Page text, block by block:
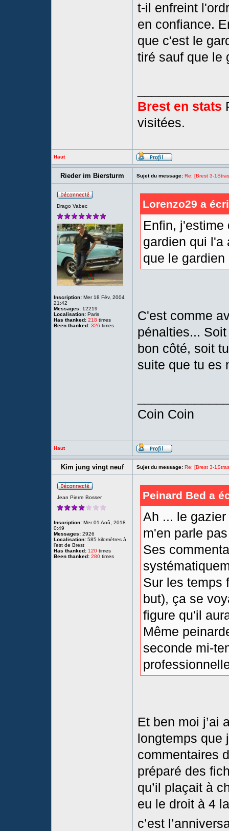
t-il enfreint
en confiance.
que c'est le
tiré sauf que le
Brest en stats
visitées.
Haut
Rieder im Biersturm Sujet du message: Re: [Brest 3-
Drago Vabec
Inscription: Mer 18 Fév, 2004
21:42
Messages: 12219
Localisation: Paris
Has thanked: 218 times
Been thanked: 326 times
Lorenzo29 a
Enfin, j'estime
gardien qui l'a
que le
C'est comme
pénalties...
bon côté, soit
suite que tu es
Coin Coin
Haut
Kim jung vingt neuf Sujet du message: Re: [Brest 3-
Jean Pierre Bosser
Inscription: Mer 01 Aoû, 2018
0:49
Messages: 2926
Localisation: 585 kilomètres à
l’est de Brest
Has thanked: 120 times
Been thanked: 280 times
Peinard Bed a
Ah ... le
m'en parle
Ses
Sur les temps
but), ça se
figure qu'il
Même
seconde mi-
Et ben moi j’ai
longtemps que
commentaires
préparé des
qu’il plaçait à
eu le droit à 4
c’est